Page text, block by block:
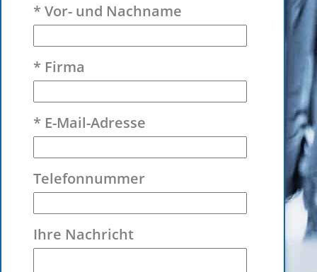
* Vor- und Nachname
* Firma
* E-Mail-Adresse
Telefonnummer
Ihre Nachricht